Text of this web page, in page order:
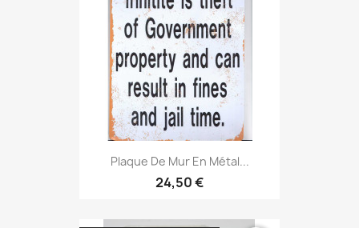
Plaque De Mur En Métal...
24,50 €